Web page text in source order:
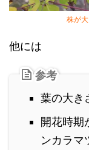
株が
他には
参考
葉の大き
開花時期
ンカラマ